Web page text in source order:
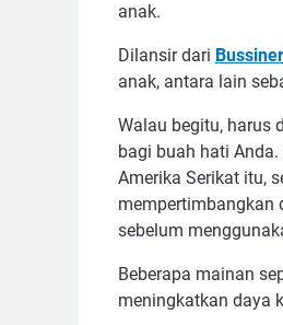
anak.
Dilansir dari
anak, antara lain
Walau begitu, harus
bagi buah hati
Amerika Serikat itu,
mempertimbangkan
sebelum
Beberapa mainan
meningkatkan daya